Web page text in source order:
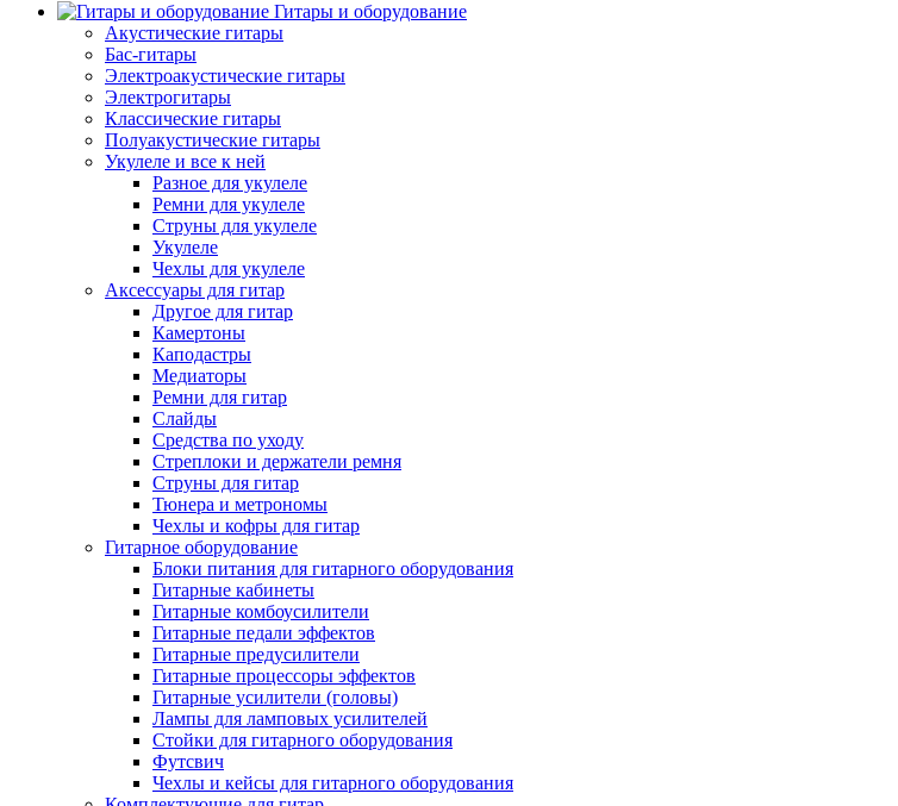
Гитары и оборудование
Акустические гитары
Бас-гитары
Электроакустические гитары
Электрогитары
Классические гитары
Полуакустические гитары
Укулеле и все к ней
Разное для укулеле
Ремни для укулеле
Струны для укулеле
Укулеле
Чехлы для укулеле
Аксессуары для гитар
Другое для гитар
Камертоны
Каподастры
Медиаторы
Ремни для гитар
Слайды
Средства по уходу
Стреплоки и держатели ремня
Струны для гитар
Тюнера и метрономы
Чехлы и кофры для гитар
Гитарное оборудование
Блоки питания для гитарного оборудования
Гитарные кабинеты
Гитарные комбоусилители
Гитарные педали эффектов
Гитарные предусилители
Гитарные процессоры эффектов
Гитарные усилители (головы)
Лампы для ламповых усилителей
Стойки для гитарного оборудования
Футсвич
Чехлы и кейсы для гитарного оборудования